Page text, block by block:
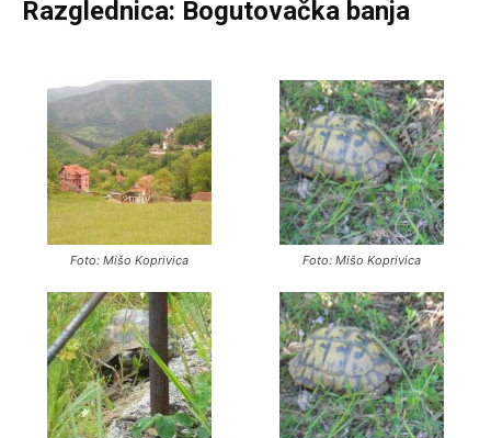
Razglednica: Bogutovačka banja
Foto: Mišo Koprivica Foto: Mišo Koprivica